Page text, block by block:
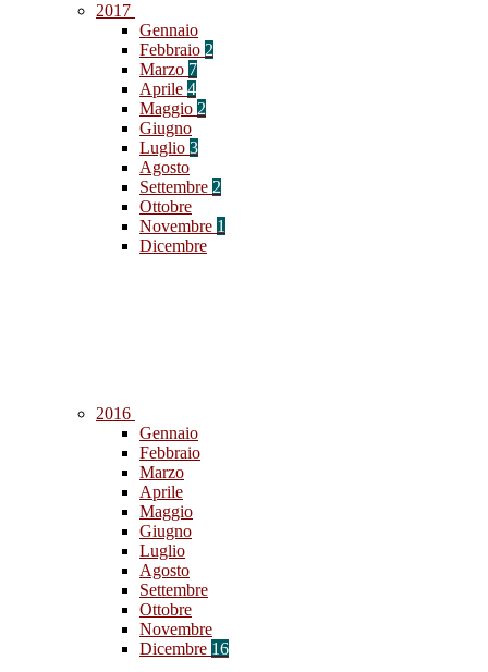
2017
Gennaio
Febbraio 2
Marzo 7
Aprile 4
Maggio 2
Giugno
Luglio 3
Agosto
Settembre 2
Ottobre
Novembre 1
Dicembre
2016
Gennaio
Febbraio
Marzo
Aprile
Maggio
Giugno
Luglio
Agosto
Settembre
Ottobre
Novembre
Dicembre 16